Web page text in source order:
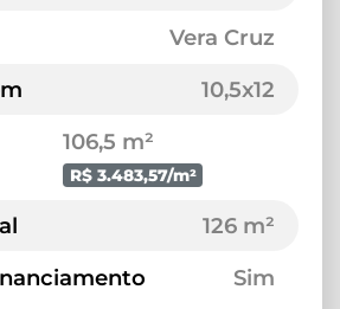
Vera Cruz
10,5x12
106,5 m²
R$ 3.483,57/m²
126 m²
Sim